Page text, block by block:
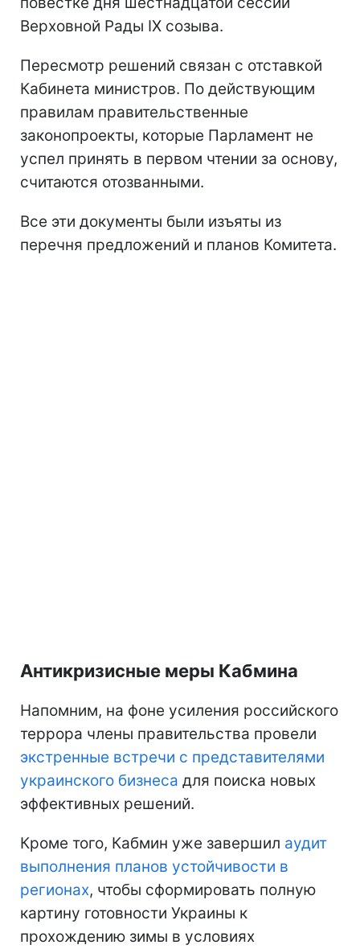
Верховной Рады IX созыва.
Пересмотр решений связан с отставкой
Кабинета министров. По действующим
правилам правительственные
законопроекты, которые Парламент не
успел принять в первом чтении за основу,
считаются отозванными.
Все эти документы были изъяты из
перечня предложений и планов Комитета.
Антикризисные меры Кабмина
Напомним, на фоне усиления российского
террора члены правительства провели
экстренные встречи с представителями
украинского бизнеса для поиска новых
эффективных решений.
Кроме того, Кабмин уже завершил аудит
выполнения планов устойчивости в
регионах, чтобы сформировать полную
картину готовности Украины к
прохождению зимы в условиях